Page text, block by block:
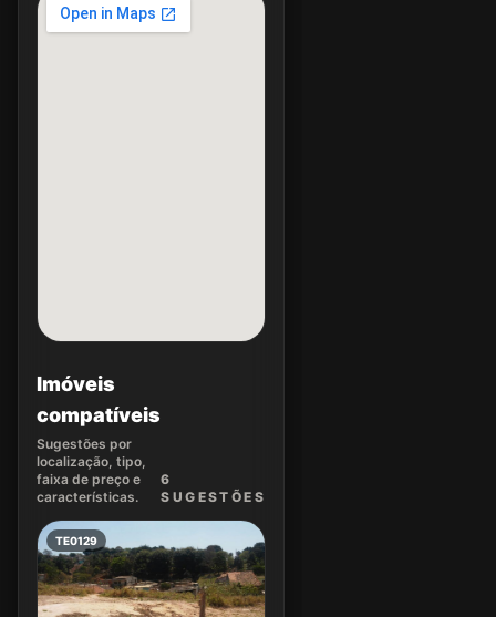
Imóveis
compatíveis
Sugestões por
localização, tipo,
faixa de preço e
características.
6
SUGEST ÕES
TE0129